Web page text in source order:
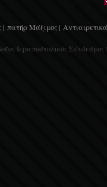
| πατήρ Μάξιμος |
Ιεραποστολικός